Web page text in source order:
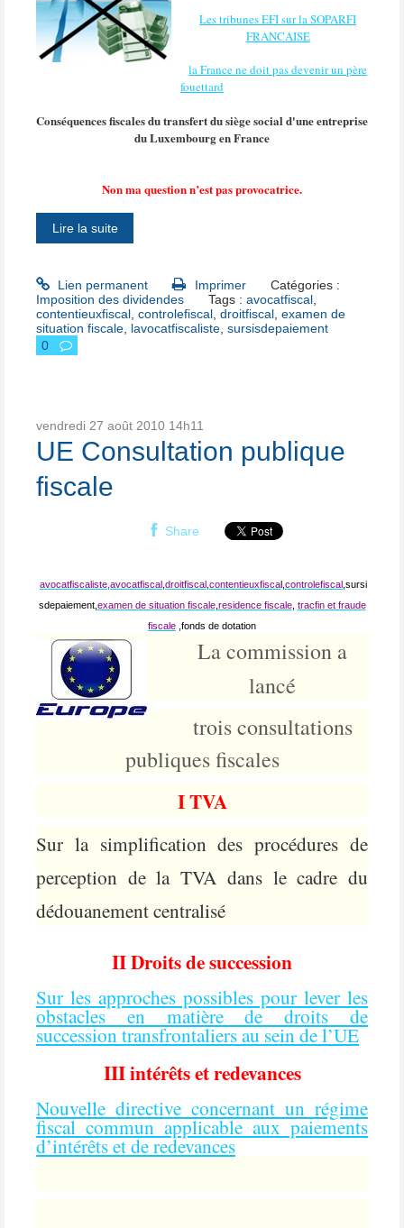
Les tribunes EFI sur la SOPARFI
FRANCAISE
la France ne doit pas devenir un père
fouettard
Conséquences fiscales du transfert du siège social d'une entreprise
du Luxembourg en France
Non ma question n’est pas provocatrice.
Lire la suite
Lien permanent Imprimer
Catégories :
Imposition des dividendes
Tags :avocatfiscal
contentieuxfiscal controlefiscal droitfiscal examen de
situation fiscale lavocatfiscaliste sursisdepaiement
0
vendredi 27 août 2010 14h11
UE Consultation publique
fiscale
Share
avocatfiscaliste, avocatfiscal droitfiscal contentieuxfisca controlefiscal ,sursi
sdepaiement, examen de situation fiscale, residence fiscale, tracfin et fraude
fiscale ,fonds de dotation
La commission a
lancé
trois consultations
publiques fiscales
I TVA
Sur la simplification des procédures de
perception de la TVA dans le cadre du
dédouanement centralisé
II Droits de succession
Sur les approches possibles pour lever les
obstacles en matière de droits de
succession transfrontaliers au sein de l’UE
III intérêts et redevances
Nouvelle directive concernant un régime
fiscal commun applicable aux paiements
d’intérêts et de redevances